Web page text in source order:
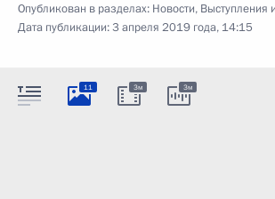
Опубликован в разделах: Новости, Выступления
Дата публикации:3 апреля 2019 года, 14:15
11 3м 3м